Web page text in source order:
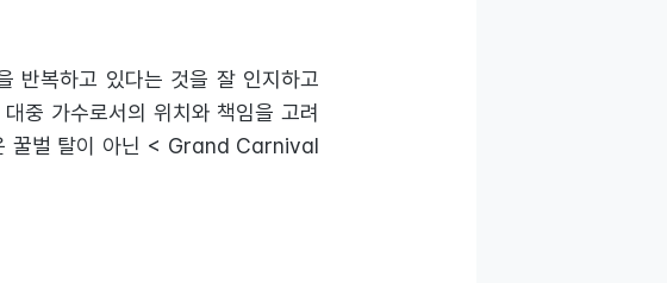
반복하고 있다는 것을 잘 인지하고
중 가수로서의 위치와 책임을 고려
꿀벌 탈이 아닌 < Grand Carnival